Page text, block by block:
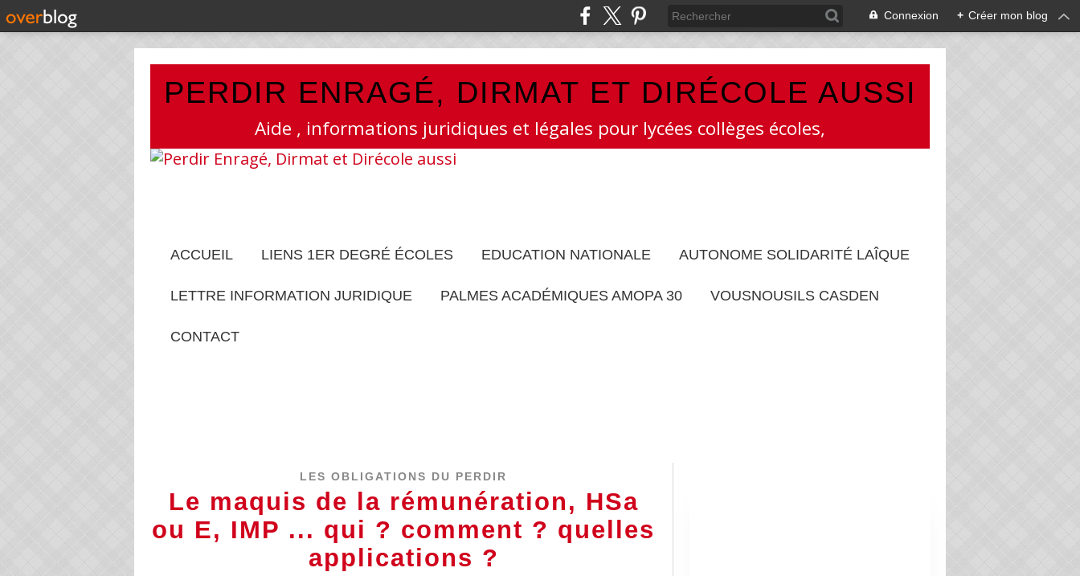
Connexion + Créer mon blog
PERDIR ENRAGÉ, DIRMAT ET DIRÉCOLE AUSSI
Aide , informations juridiques et légales pour lycées collèges écoles,
ACCUEIL LIENS 1ER DEGRÉ ÉCOLES EDUCATION NATIONALE AUTONOME SOLIDARITÉ LAÎQUE
LETTRE INFORMATION JURIDIQUE PALMES ACADÉMIQUES AMOPA 30 VOUSNOUSILS CASDEN
CONTACT
LES OBLIGATIONS DU PERDIR
Le maquis de la rémunération, HSa
ou E, IMP ... qui ? comment ? quelles
applications ?